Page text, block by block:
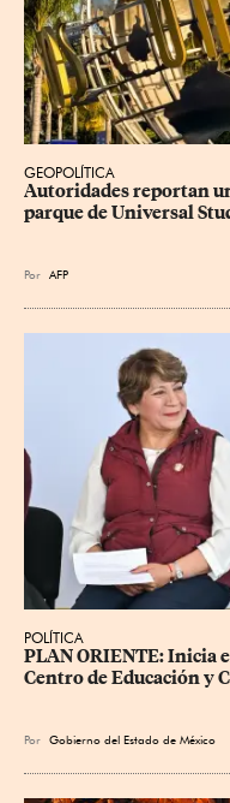
GEOPOLÍTICA
Autoridades reportan
parque de Universal
Por AFP
POLÍTICA
PLAN ORIENTE: Inicia
Centro de Educación y
Por Gobierno del Estado de México